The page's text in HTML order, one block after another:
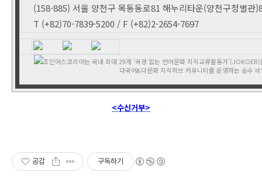
(158-885) 서울 양천구 목동동로81 해누리타운(양천구청별관
T (+82)70-7839-5200 / F (+82)2-2654-7697
조인어스코리아는 국내 최대 29개 ‘국경 없는 언어문화 지식교류활동가
다국어&다문화 지식허브 커뮤니티를 운영하는 순수
<수신거부>
공감 구독하기